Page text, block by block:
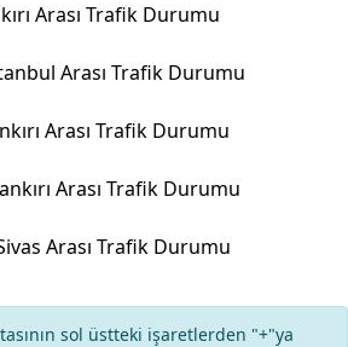
Arası Trafik Durumu
Arası Trafik Durumu
Arası Trafik Durumu
Arası Trafik Durumu
Arası Trafik Durumu
sol üstteki işaretlerden "+"ya